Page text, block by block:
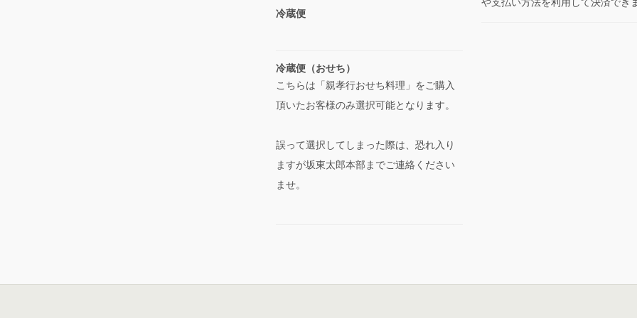
冷蔵便
冷蔵便（おせち）
こちらは「親孝行おせち料理」をご購入
頂いたお客様のみ選択可能となります。
誤って選択してしまった際は、恐れ入り
ますが坂東太郎本部までご連絡ください
ませ。
や支払い方法を利用して決済でき